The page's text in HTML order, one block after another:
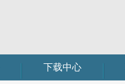
下载中心